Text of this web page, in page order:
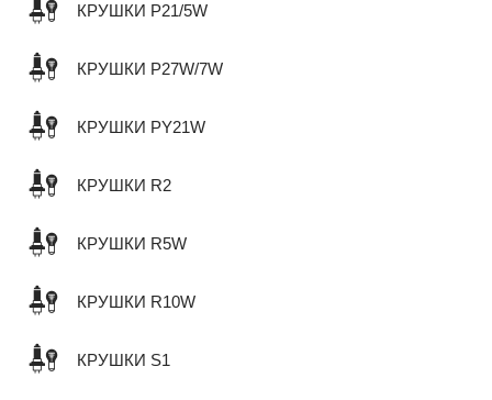
КРУШКИ P21/5W
КРУШКИ P27W/7W
КРУШКИ PY21W
КРУШКИ R2
КРУШКИ R5W
КРУШКИ R10W
КРУШКИ S1